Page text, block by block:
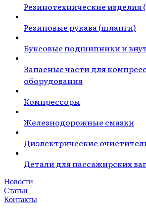
Резинотехнические изделия
Резиновые рукава (шланги)
Буксовые подшипники и
Запасные части для
оборудования
Компрессоры
Железнодорожные смазки
Диэлектрические
Детали для пассажирских
Новости
Статьи
Контакты